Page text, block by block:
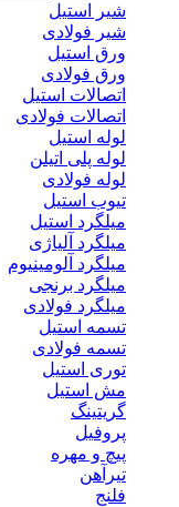
شیر استیل
شیر فولادی
ورق استیل
ورق فولادی
اتصالات استیل
اتصالات فولادی
لوله استیل
لوله پلی اتیلن
لوله فولادی
تیوب استیل
میلگرد استیل
میلگرد آلیاژی
میلگرد آلومینیوم
میلگرد برنجی
میلگرد فولادی
تسمه استیل
تسمه فولادی
توری استیل
مش استیل
گریتینگ
پروفیل
پیچ و مهره
تیرآهن
فلنج